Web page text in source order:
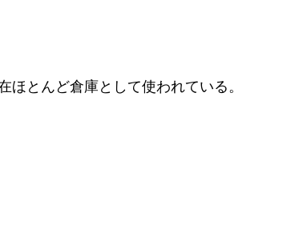
とんど倉庫として使われている。